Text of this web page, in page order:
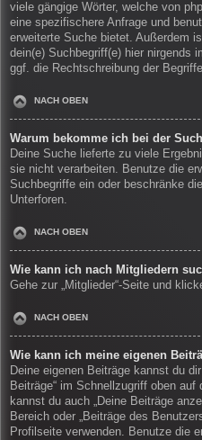
viele gängige Wörter, welche von
eine spezifischere Anfrage und
erweiterte Suche bietet. Außerdem
dein(e) Suchbegriff(e) hier nirgends
ggf. die Rechtschreibung der
NACH OBEN
Warum bekomme ich bei der
Deine Suche lieferte zu viele
sie nicht verarbeiten. Benutze die
Suchbegriffe ein oder beschränke
Unterforen.
NACH OBEN
Wie kann ich nach Mitgliedern
Gehe zur „Mitglieder“-Seite und
NACH OBEN
Wie kann ich meine eigenen
Deine eigenen Beiträge kannst du
Beiträge“ im Schnellzugriff oben
kannst du auch „Deine Beiträge
Bereich oder „Beiträge des
Profilseite verwenden. Benutze die